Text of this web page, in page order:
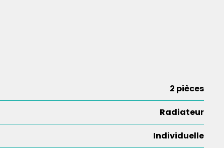
2 pièces
Radiateur
Individuelle